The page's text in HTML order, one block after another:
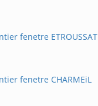
fenetre ETROUSSAT
fenetre CHARMEiL